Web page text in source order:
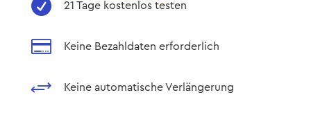
 21 Tage kostenlos testen
 Keine Bezahldaten erforderlich
+ Keine automatische Verlängerung